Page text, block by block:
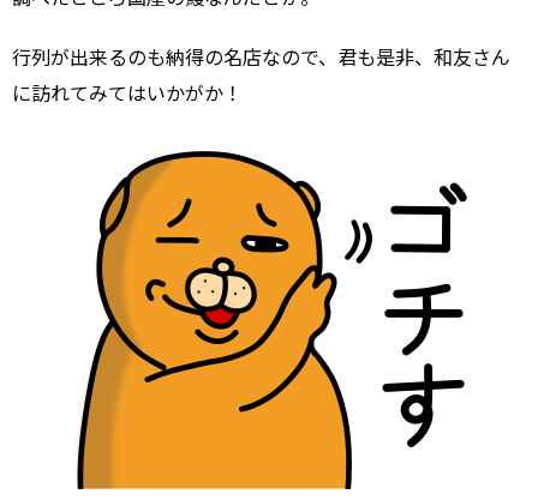
行列が出来るのも納得の名店なので、君も是非、和友さん
に訪れてみてはいかがか！